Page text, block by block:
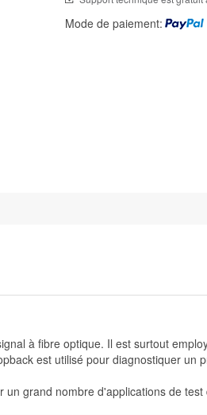
Mode de paiement:
à fibre optique. Il est surtout
est utilisé pour diagnostiquer un
grand nombre d'applications de